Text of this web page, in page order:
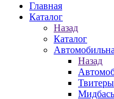
Главная
Каталог
Назад
Каталог
Назад
Твитеры